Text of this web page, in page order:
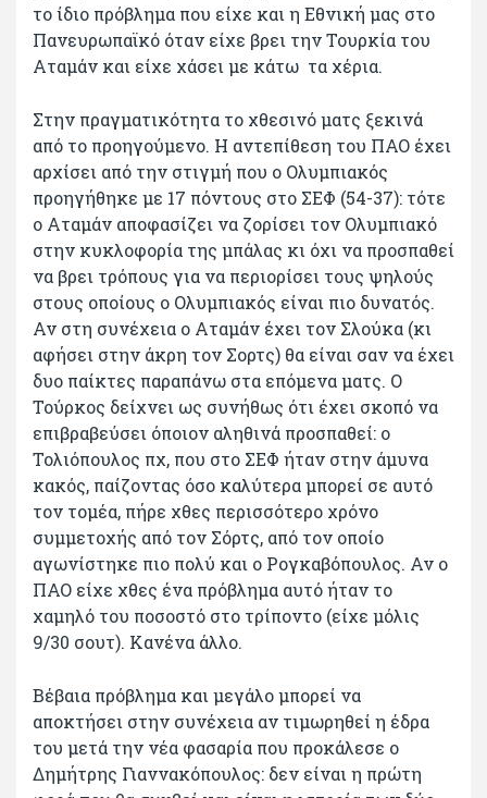
το ίδιο πρόβλημα που είχε και η Εθνική μας στο
Πανευρωπαϊκό όταν είχε βρει την Τουρκία του
Αταμάν και είχε χάσει με κάτω τα χέρια.
Στην πραγματικότητα το χθεσινό ματς ξεκινά
από το προηγούμενο. Η αντεπίθεση του ΠΑΟ έχει
αρχίσει από την στιγμή που ο Ολυμπιακός
προηγήθηκε με 17 πόντους στο ΣΕΦ (54-37): τότε
ο Αταμάν αποφασίζει να ζορίσει τον Ολυμπιακό
στην κυκλοφορία της μπάλας κι όχι να προσπαθεί
να βρει τρόπους για να περιορίσει τους ψηλούς
στους οποίους ο Ολυμπιακός είναι πιο δυνατός.
Αν στη συνέχεια ο Αταμάν έχει τον Σλούκα (κι
αφήσει στην άκρη τον Σορτς) θα είναι σαν να έχει
δυο παίκτες παραπάνω στα επόμενα ματς. Ο
Τούρκος δείχνει ως συνήθως ότι έχει σκοπό να
επιβραβεύσει όποιον αληθινά προσπαθεί: ο
Τολιόπουλος πχ, που στο ΣΕΦ ήταν στην άμυνα
κακός, παίζοντας όσο καλύτερα μπορεί σε αυτό
τον τομέα, πήρε χθες περισσότερο χρόνο
συμμετοχής από τον Σόρτς, από τον οποίο
αγωνίστηκε πιο πολύ και ο Ρογκαβόπουλος. Αν ο
ΠΑΟ είχε χθες ένα πρόβλημα αυτό ήταν το
χαμηλό του ποσοστό στο τρίποντο (είχε μόλις
9/30 σουτ). Κανένα άλλο.
Βέβαια πρόβλημα και μεγάλο μπορεί να
αποκτήσει στην συνέχεια αν τιμωρηθεί η έδρα
του μετά την νέα φασαρία που προκάλεσε ο
Δημήτρης Γιαννακόπουλος: δεν είναι η πρώτη